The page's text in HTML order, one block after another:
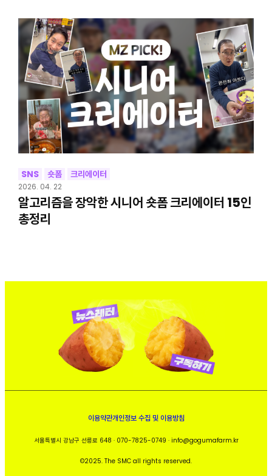
SNS 숏폼 크리에이터
2026. 04. 22
알고리즘을 장악한 시니어 숏폼 크리에이터 15인
총정리
이용약관개인정보 수집 및 이용방침
서울특별시 강남구 선릉로 648 · 070-7825-0749 · info@gogumafarm.kr
©2025. The SMC all rights reserved.